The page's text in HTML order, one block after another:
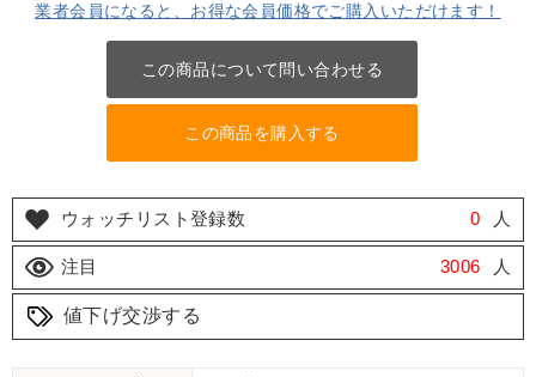
業者会員になると、お得な会員価格でご購入いただけます！
この商品について問い合わせる
この商品を購入する
ウォッチリスト登録数 0 人
注目 3006 人
値下げ交渉する